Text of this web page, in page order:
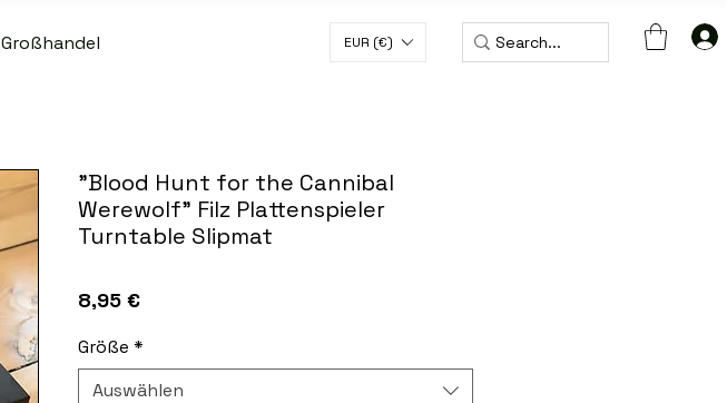
Großhandel EUR (€)
"Blood Hunt for the Cannibal
Werewolf" Filz Plattenspieler
Turntable Slipmat
8,95 €Preis
Größe *
Auswählen